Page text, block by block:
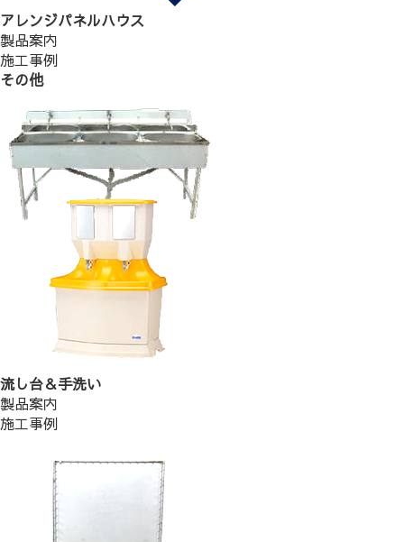
アレンジパネルハウス
製品案内
施工事例
その他
流し台＆手洗い
製品案内
施工事例